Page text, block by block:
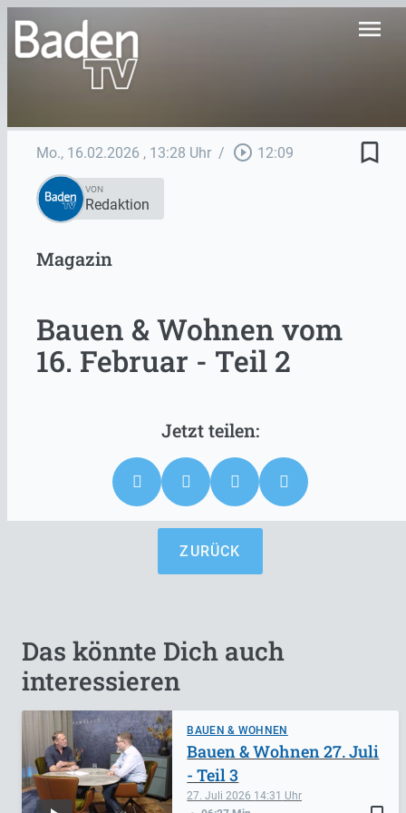
menu
Mo., 16.02.2026 , 13:28 Uhr / play_circle_outline 12:09 bookmark_border
VON
Redaktion
Magazin
Bauen & Wohnen vom
16. Februar - Teil 2
ZURÜCK
Das könnte Dich auch
interessieren
BAUEN & WOHNEN
27. Juli 2026 14:31
Bauen & Wohnen 27. Juli
- Teil 3